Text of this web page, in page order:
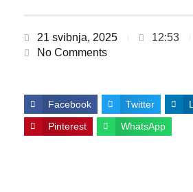
21 svibnja, 2025 12:53
No Comments
Facebook Twitter
Pinterest WhatsApp